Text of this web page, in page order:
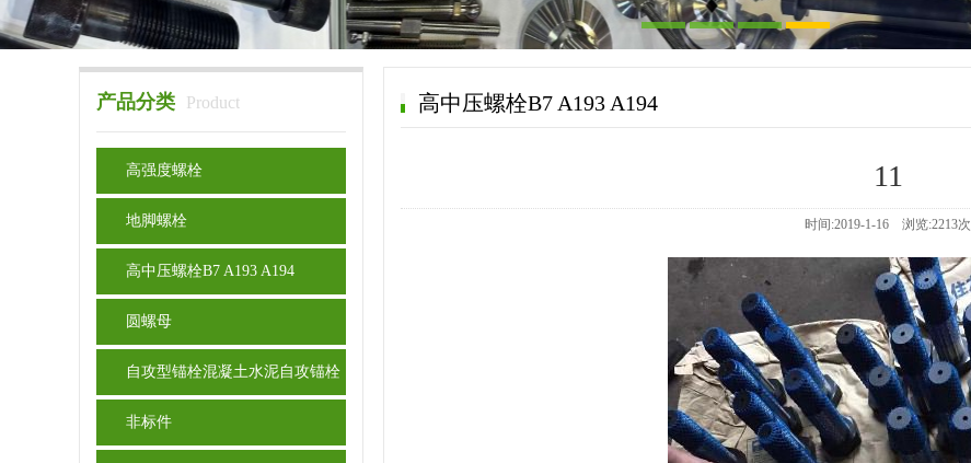
产品分类 Product
高强度螺栓
地脚螺栓
高中压螺栓B7 A193 A194
圆螺母
自攻型锚栓混凝土水泥自攻锚栓
非标件
高中压螺栓B7 A193 A194
11
时间:2019-1-16 浏览:2213次